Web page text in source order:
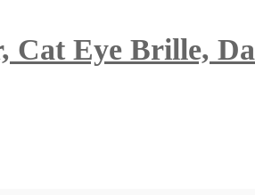
Cat Eye Brille,